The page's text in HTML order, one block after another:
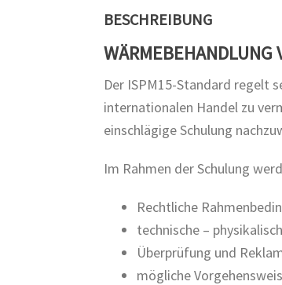
BESCHREIBUNG
WÄRMEBEHANDLUNG
Der ISPM15-Standard regelt
internationalen Handel zu
einschlägige Schulung
Im Rahmen der Schulung
Rechtliche
technische –
Überprüfung und
mögliche